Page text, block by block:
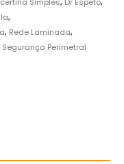
Simples, Dr Espeto,
,
, Rede Laminada,
Segurança Perimetral